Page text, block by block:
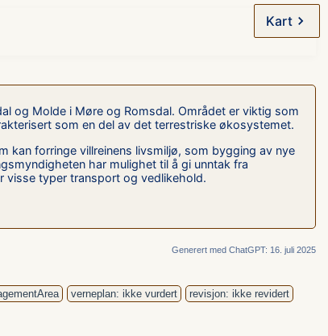
Kart
og Molde i Møre og Romsdal. Området er viktig som
som en del av det terrestriske økosystemet.
kan forringe villreinens livsmiljø, som bygging av nye
har mulighet til å gi unntak fra
visse typer transport og vedlikehold.
Generert med ChatGPT: 16. juli 2025
verneplan: ikke vurdert
revisjon: ikke revidert